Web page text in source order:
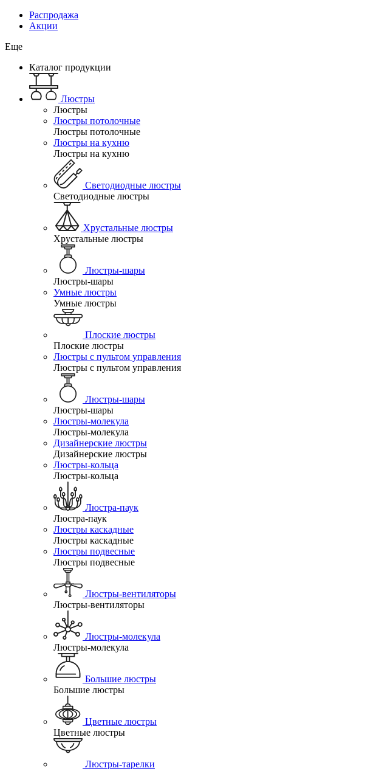
Распродажа
Акции
Еще
Каталог продукции
Люстры
Люстры
Люстры потолочные
Люстры потолочные
Люстры на кухню
Люстры на кухню
Светодиодные люстры
Светодиодные люстры
Хрустальные люстры
Хрустальные люстры
Люстры-шары
Люстры-шары
Умные люстры
Умные люстры
Плоские люстры
Плоские люстры
Люстры с пультом управления
Люстры с пультом управления
Люстры-шары
Люстры-шары
Люстры-молекула
Люстры-молекула
Дизайнерские люстры
Дизайнерские люстры
Люстры-кольца
Люстры-кольца
Люстра-паук
Люстра-паук
Люстры каскадные
Люстры каскадные
Люстры подвесные
Люстры подвесные
Люстры-вентиляторы
Люстры-вентиляторы
Люстры-молекула
Люстры-молекула
Большие люстры
Большие люстры
Цветные люстры
Цветные люстры
Люстры-тарелки